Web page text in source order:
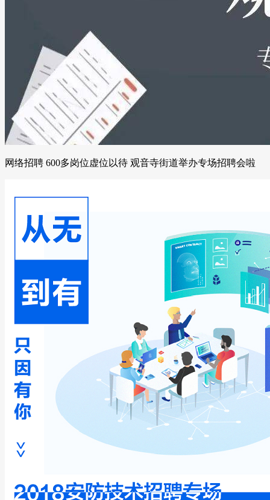
网络招聘 600多岗位虚位以待 观音寺街道举办专场招聘会啦